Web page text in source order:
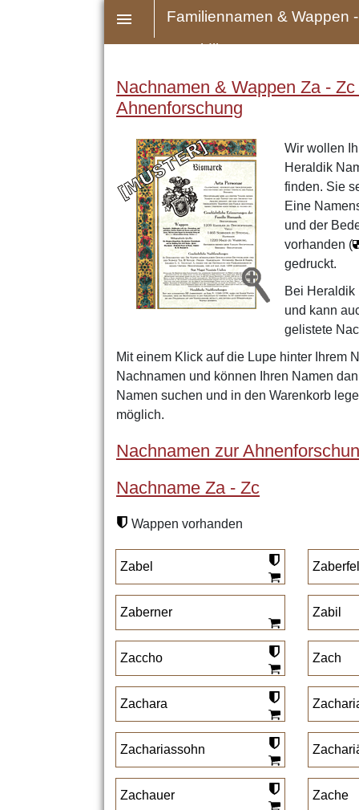
Familiennamen & Wappen -
Heraldik
Nachnamen & Wappen Za -
Ahnenforschung
Wir wollen
Heraldik
finden. Sie
Eine
und der
vorhanden (
gedruckt.
Bei Heraldik
und kann
gelistete
Mit einem Klick auf die Lupe hinter Ihrem
Nachnamen und können Ihren Namen
Namen suchen und in den Warenkorb
möglich.
Nachnamen zur
Nachname Za - Zc
Wappen vorhanden
Zabel
Zaberner Zabil
Zaccho Zach
Zachara
Zachariassohn
Zachauer Zache